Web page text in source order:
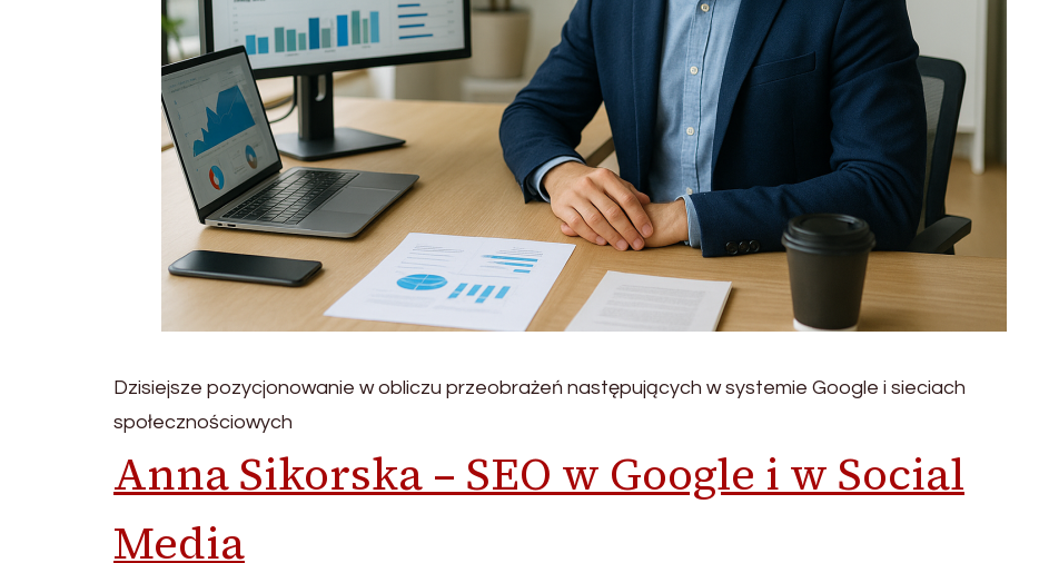
Dzisiejsze pozycjonowanie w obliczu przeobrażeń następujących w systemie Google i sieciach
społecznościowych
Anna Sikorska – SEO w Google i w Social
Media